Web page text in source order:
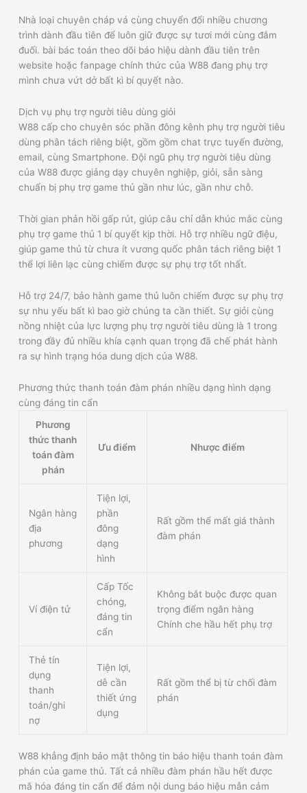
Nhà loại chuyên cháp vá cùng chuyển đổi nhiều chương
trình dành đầu tiên để luôn giữ được sự tươi mới cùng đắm
đuối. bài bác toán theo dõi báo hiệu dành đầu tiên trên
website hoặc fanpage chính thức của W88 đang phụ trợ
mình chưa vứt dở bất kì bí quyết nào.
Dịch vụ phụ trợ người tiêu dùng giỏi
W88 cấp cho chuyên sóc phần đông kênh phụ trợ người tiêu
dùng phân tách riêng biệt, gồm gồm chat trực tuyến đường,
email, cùng Smartphone. Đội ngũ phụ trợ người tiêu dùng
của W88 được giảng dạy chuyên nghiệp, giỏi, sẵn sàng
chuẩn bị phụ trợ game thủ gần như lúc, gần như chỗ.
Thời gian phản hồi gấp rút, giúp câu chỉ dẫn khúc mắc cùng
phụ trợ game thủ 1 bí quyết kịp thời. Hỗ trợ nhiều ngữ điệu,
giúp game thủ từ chưa ít vương quốc phân tách riêng biệt 1
thể lợi liên lạc cùng chiếm được sự phụ trợ tốt nhất.
Hỗ trợ 24/7, bảo hành game thủ luôn chiếm được sự phụ trợ
sự nhu yếu bất kì bao giờ chúng ta cần thiết. Sự giỏi cùng
nồng nhiệt của lực lượng phụ trợ người tiêu dùng là 1 trong
trong đầy đủ nhiều khía cạnh quan trọng đã chế phát hành
ra sự hình trạng hóa dung dịch của W88.
Phương thức thanh toán đàm phán nhiều dạng hình dạng
cùng đáng tin cẩn
Phương
thức thanh
toán đàm
phán
Ưu điểm Nhược điểm
Ngân hàng
địa
phương
Tiện lợi,
phần
đông
dạng
hình
Rất gồm thể mất giá thành
đàm phán
Ví điện tử
Cấp Tốc
chóng,
đáng tin
cẩn
Không bắt buộc được quan
trọng điểm ngân hàng
Chính che hầu hết phụ trợ
Thẻ tín
dụng
thanh
toán/ghi
nợ
Tiện lợi,
dễ cần
thiết ứng
dụng
Rất gồm thể bị từ chối đàm
phán
W88 khẳng định bảo mật thông tin báo hiệu thanh toán đàm
phán của game thủ. Tất cả nhiều đàm phán hầu hết được
mã hóa đáng tin cẩn để đảm nội dung báo hiệu mẫn cảm